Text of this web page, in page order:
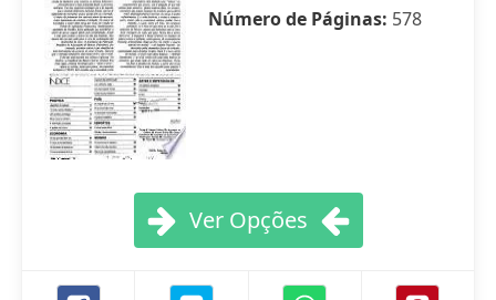
Número de Páginas: 578
Ver Opções